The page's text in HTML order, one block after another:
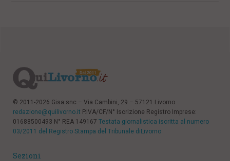
© 2011-2026 Gisa snc – Via Cambini, 29 – 57121 Livorno
redazione@quilivorno.it P.IVA/CF/N° Iscrizione Registro Imprese:
01688500493 N° REA 149167 Testata giornalistica iscritta al numero
03/2011 del Registro Stampa del Tribunale diLivorno
Sezioni